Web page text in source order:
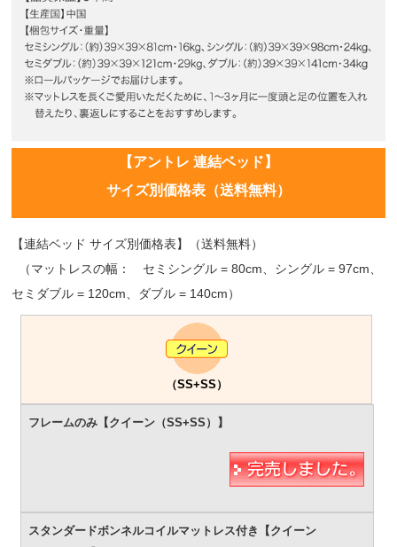
【アントレ 連結ベッド】
サイズ別価格表（送料無料）
【連結ベッド サイズ別価格表】（送料無料）
（マットレスの幅： セミシングル = 80cm、シングル = 97cm、
セミダブル = 120cm、ダブル = 140cm）
（SS+SS）